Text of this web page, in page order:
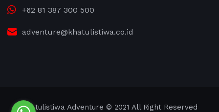
+62 81 387 300 500
adventure@khatulistiwa.co.id
Khatulistiwa Adventure © 2021 All Right Reserved